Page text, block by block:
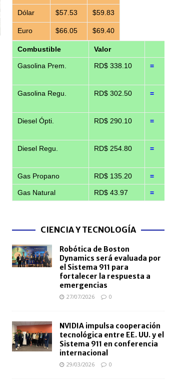
Dólar $57.53 $59.83
Euro $66.05 $69.40
Combustible Valor
Gasolina Prem. RD$ 338.10 =
Gasolina Regu. RD$ 302.50 =
Diesel Ópti. RD$ 290.10 =
Diesel Regu. RD$ 254.80 =
Gas Propano RD$ 135.20 =
Gas Natural RD$ 43.97 =
CIENCIA Y TECNOLOGÍA
Robótica de Boston
Dynamics será evaluada por
el Sistema 911 para
fortalecer la respuesta a
emergencias
27/07/2026 0
NVIDIA impulsa cooperación
tecnológica entre EE. UU. y el
Sistema 911 en conferencia
internacional
29/03/2026 0